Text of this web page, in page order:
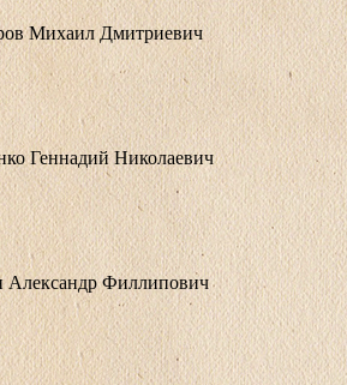
Михаил Дмитриевич
Геннадий Николаевич
Филлипович